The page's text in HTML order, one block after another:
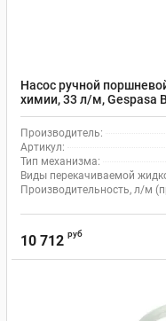
Насос ручной
химии, 33 л/м, Gespasa
Производитель:
Артикул:
Тип механизма:
Виды перекачиваемой
Производительность, л/м
10 712 руб